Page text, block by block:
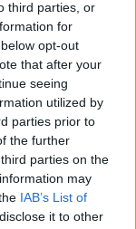
third parties, or
for
opt-out
that after your
seeing
utilized by
parties prior to
the further
parties on the
may
IAB’s List of
it to other
important
de Policia Local de
Sabadell a la
més d’un miler
de tres homes de
cabdells d’aquesta
de diners en efectiu.
la detecció de
de
existència d’una